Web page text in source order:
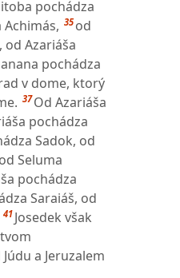
pochádza
35 od
od Azariáša
pochádza
v dome, ktorý
37 Od Azariáša
pochádza
Sadok, od
od Seluma
pochádza
Saraiáš, od
41 Josedek však
a Jeruzalem